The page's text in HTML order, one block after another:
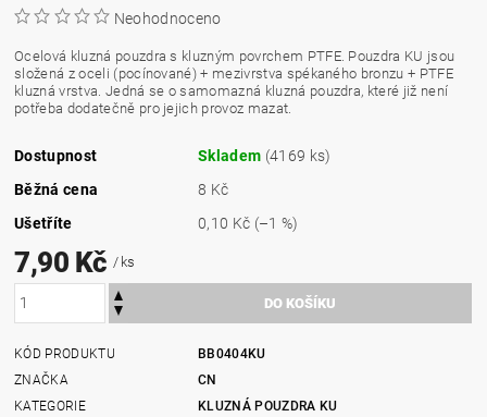
Neohodnoceno
Ocelová kluzná pouzdra s kluzným povrchem PTFE. Pouzdra KU jsou
složená z oceli (pocínované) + mezivrstva spékaného bronzu + PTFE
kluzná vrstva. Jedná se o samomazná kluzná pouzdra, které již není
potřeba dodatečně pro jejich provoz mazat.
Dostupnost Skladem (4169 ks)
Běžná cena
8 Kč
Ušetříte
0,10 Kč (–1 %)
7,90 Kč/ ks
KÓD PRODUKTU
BB0404KU
ZNAČKA
CN
KATEGORIE
KLUZNÁ POUZDRA KU